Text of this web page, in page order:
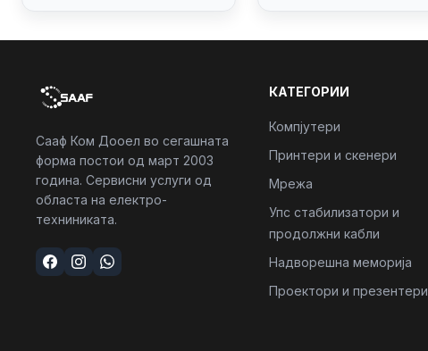
Сааф Ком Дооел во сегашната
форма постои од март 2003
година. Сервисни услуги од
областа на електро-
техниниката.
КАТЕГОРИИ
Компјутери
Принтери и скенери
Мрежа
Упс стабилизатори и
продолжни кабли
Надворешна меморија
Проектори и презентери